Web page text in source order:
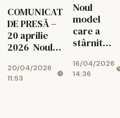
COMUNICAT
DE PRESĂ –
20 aprilie
2026 Noul
absolut în
lumea off-
20/04/2026
11:53
Noul
model
care a
stârnit
șoferilor și
i-a făcut să
16/04/2026
14:36